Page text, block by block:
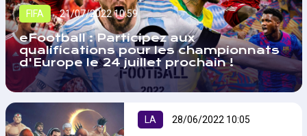
FIFA 21/07/2022 10:59
eFootball : Participez aux
qualifications pour les championnats
d'Europe le 24 juillet prochain !
LA 28/06/2022 10:05